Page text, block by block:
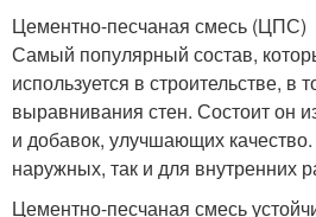
Цементно-песчаная смесь (ЦПС)
Самый популярный состав,
используется в строительстве, в
выравнивания стен. Состоит он
и добавок, улучшающих
наружных, так и для внутренних
Цементно-песчаная смесь